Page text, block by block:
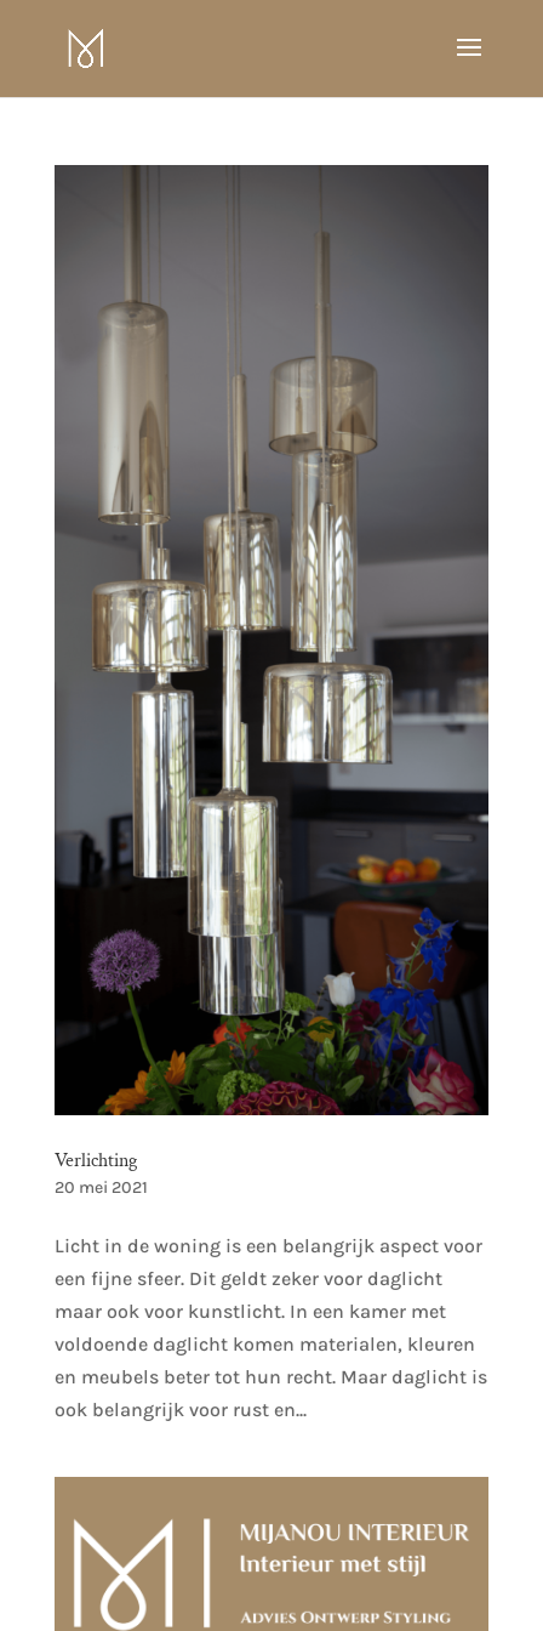
Verlichting
20 mei 2021
Licht in de woning is een belangrijk aspect voor
een fijne sfeer. Dit geldt zeker voor daglicht
maar ook voor kunstlicht. In een kamer met
voldoende daglicht komen materialen, kleuren
en meubels beter tot hun recht. Maar daglicht is
ook belangrijk voor rust en...